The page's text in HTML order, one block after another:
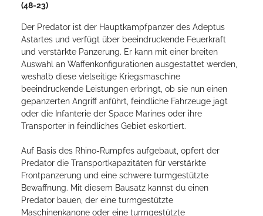
(48-23)
Der Predator ist der Hauptkampfpanzer des Adeptus
Astartes und verfügt über beeindruckende Feuerkraft
und verstärkte Panzerung. Er kann mit einer breiten
Auswahl an Waffenkonfigurationen ausgestattet werden,
weshalb diese vielseitige Kriegsmaschine
beeindruckende Leistungen erbringt, ob sie nun einen
gepanzerten Angriff anführt, feindliche Fahrzeuge jagt
oder die Infanterie der Space Marines oder ihre
Transporter in feindliches Gebiet eskortiert.
Auf Basis des Rhino-Rumpfes aufgebaut, opfert der
Predator die Transportkapazitäten für verstärkte
Frontpanzerung und eine schwere turmgestützte
Bewaffnung. Mit diesem Bausatz kannst du einen
Predator bauen, der eine turmgestützte
Maschinenkanone oder eine turmgestützte